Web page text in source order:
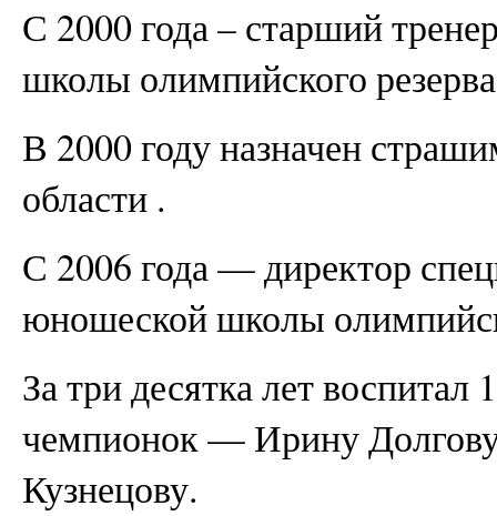
С 2000 года – старший
школы олимпийского
В 2000 году назначен
области .
С 2006 года — директор
юношеской школы
За три десятка лет воспитал
чемпионок — Ирину
Кузнецову.